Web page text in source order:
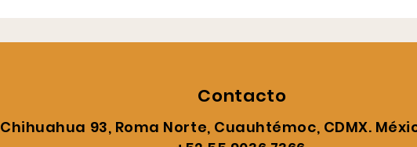
Contacto
Chihuahua 93, Roma Norte, Cuauhtémoc, CDMX.